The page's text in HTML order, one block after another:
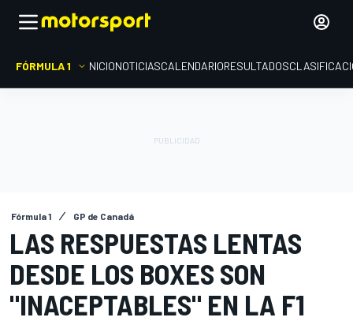
FÓRMULA 1 INICIONOTICIASCALENDARIORESULTADOS
Fórmula 1 GP de Canadá
LAS RESPUESTAS LENTAS
DESDE LOS BOXES SON
"INACEPTABLES" EN LA F1